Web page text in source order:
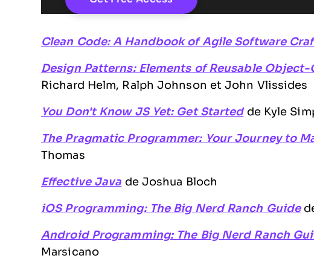
Clean Code: A Handbook of Agile Software
Design Patterns: Elements of Reusable
Richard Helm, Ralph Johnson et John Vlissides
You Don't Know JS Yet: Get Startedde Kyle
The Pragmatic Programmer: Your Journey to
Thomas
Effective Java de Joshua Bloch
iOS Programming: The Big Nerd Ranch Guide
Android Programming: The Big Nerd Ranch
Marsicano